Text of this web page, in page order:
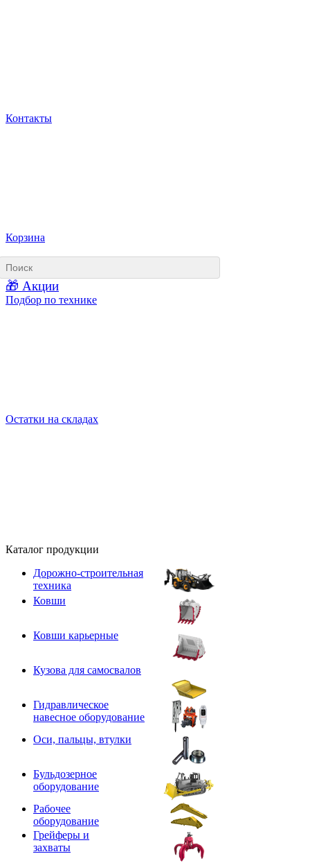
Контакты
Корзина
🎁 Акции
Подбор по технике
Остатки на складах
Каталог продукции
Дорожно-строительная
техника
Ковши
Ковши карьерные
Кузова для самосвалов
Гидравлическое
навесное оборудование
Оси, пальцы, втулки
Бульдозерное
оборудование
Рабочее
оборудование
Грейферы и
захваты